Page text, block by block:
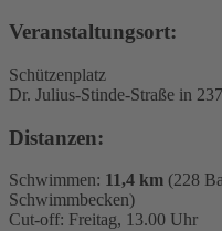
Veranstaltungsort:
Schützenplatz
Dr. Julius-Stinde-Straße in
Distanzen:
Schwimmen: 11,4 km (228
Schwimmbecken)
Cut-off: Freitag, 13.00 Uhr